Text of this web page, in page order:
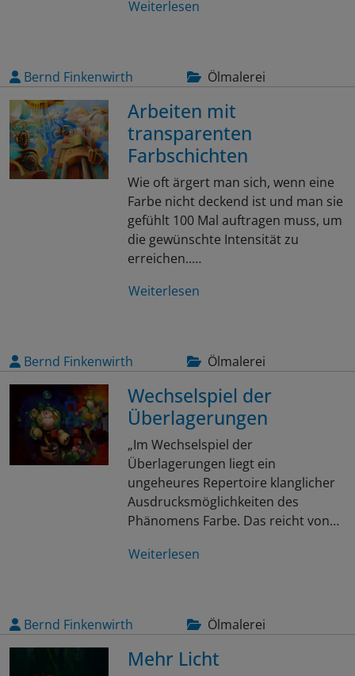
Weiterlesen
Bernd Finkenwirth Ölmalerei
Arbeiten mit
transparenten
Farbschichten
Wie oft ärgert man sich, wenn eine
Farbe nicht deckend ist und man sie
gefühlt 100 Mal auftragen muss, um
die gewünschte Intensität zu
erreichen..…
Weiterlesen
Bernd Finkenwirth Ölmalerei
Wechselspiel der
Überlagerungen
„Im Wechselspiel der
Überlagerungen liegt ein
ungeheures Repertoire klanglicher
Ausdrucksmöglichkeiten des
Phänomens Farbe. Das reicht von…
Weiterlesen
Bernd Finkenwirth Ölmalerei
Mehr Licht